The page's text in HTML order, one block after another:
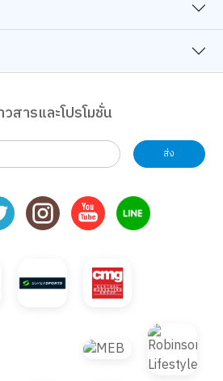
สารและโปรโมชั่น
ส่ง